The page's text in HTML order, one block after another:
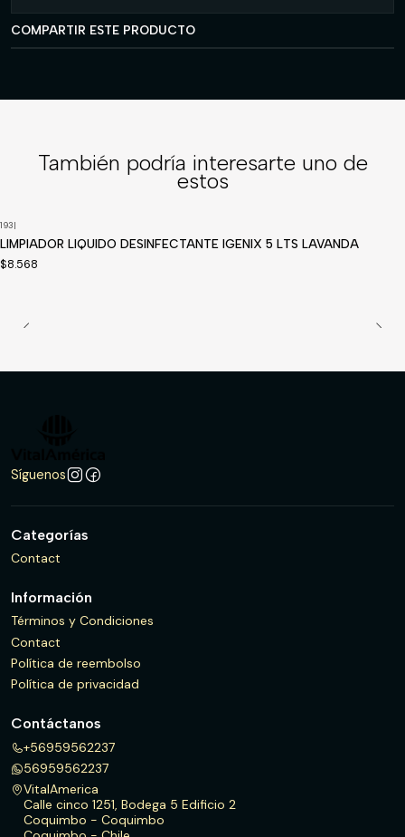
COMPARTIR ESTE PRODUCTO
También podría interesarte uno de
estos
193|
LIMPIADOR LIQUIDO DESINFECTANTE IGENIX 5 LTS LAVANDA
$8.568
Síguenos
Categorías
Contact
Información
Términos y Condiciones
Contact
Política de reembolso
Política de privacidad
Contáctanos
+56959562237
56959562237
VitalAmerica
Calle cinco 1251, Bodega 5 Edificio 2
Coquimbo - Coquimbo